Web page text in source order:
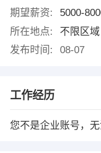
期望薪资:
5000-
所在地点:
不限区域
发布时间:
08-07
工作经历
您不是企业账号，